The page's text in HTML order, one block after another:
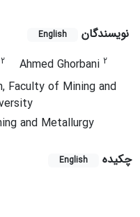
نویسندگان English
2 Ahmed Ghorbani 2
Faculty of Mining and
and Metallurgy
چکیده
English